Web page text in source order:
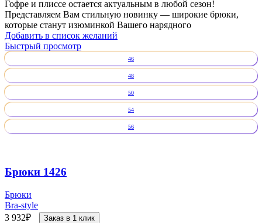
Гофре и плиссе остается актуальным в любой сезон!
Представляем Вам стильную новинку — широкие брюки,
которые станут изюминкой Вашего нарядного
Добавить в список желаний
Быстрый просмотр
46
48
50
54
56
Брюки 1426
Брюки
Bra-style
3 932₽ Заказ в 1 клик